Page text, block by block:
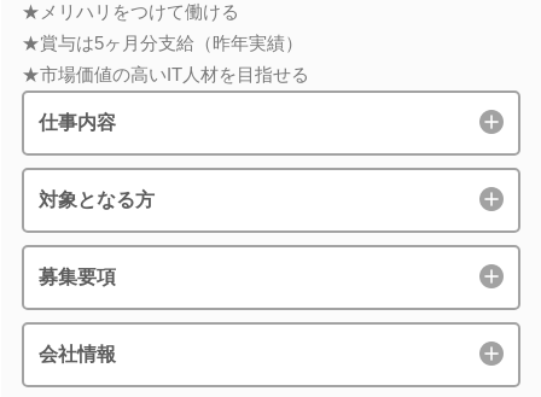
★メリハリをつけて働ける
★賞与は5ヶ月分支給（昨年実績）
★市場価値の高いIT人材を目指せる
仕事内容
対象となる方
募集要項
会社情報